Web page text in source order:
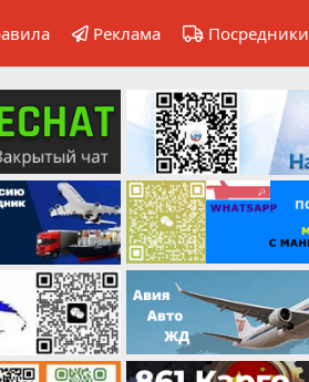
Реклама Посредники